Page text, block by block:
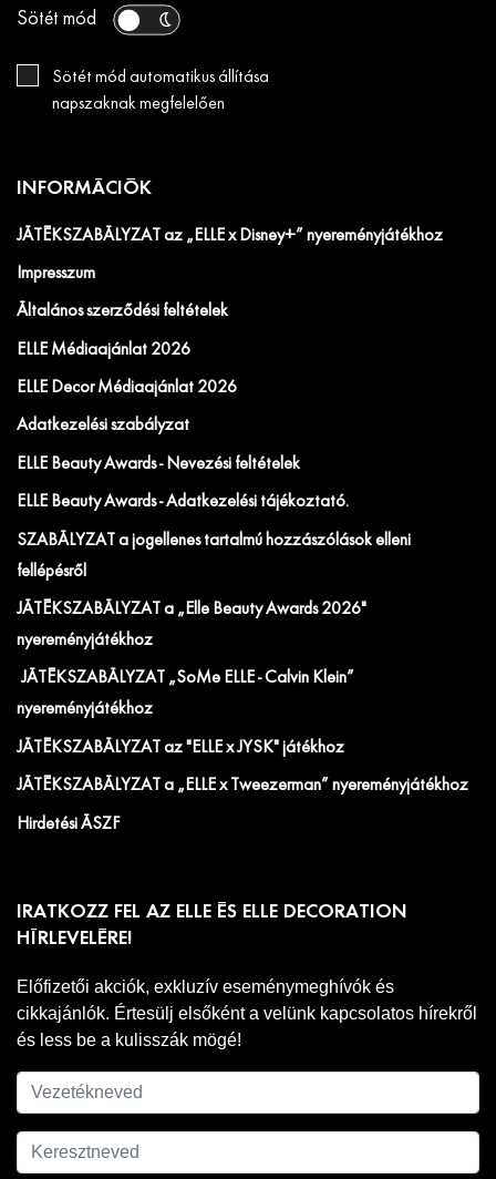
Sötét mód
Sötét mód automatikus állítása
napszaknak megfelelően
INFORMÁCIÓK
JÁTÉKSZABÁLYZAT az „ELLE x Disney+” nyereményjátékhoz
Impresszum
Általános szerződési feltételek
ELLE Médiaajánlat 2026
ELLE Decor Médiaajánlat 2026
Adatkezelési szabályzat
ELLE Beauty Awards - Nevezési feltételek
ELLE Beauty Awards - Adatkezelési tájékoztató.
SZABÁLYZAT a jogellenes tartalmú hozzászólások elleni
fellépésről
JÁTÉKSZABÁLYZAT a „Elle Beauty Awards 2026"
nyereményjátékhoz
JÁTÉKSZABÁLYZAT „SoMe ELLE - Calvin Klein”
nyereményjátékhoz
JÁTÉKSZABÁLYZAT az "ELLE x JYSK" játékhoz
JÁTÉKSZABÁLYZAT a „ELLE x Tweezerman” nyereményjátékhoz
Hirdetési ÁSZF
IRATKOZZ FEL AZ ELLE ÉS ELLE DECORATION
HÍRLEVELÉRE!
Előfizetői akciók, exkluzív eseménymeghívók és
cikkajánlók. Értesülj elsőként a velünk kapcsolatos hírekről
és less be a kulisszák mögé!